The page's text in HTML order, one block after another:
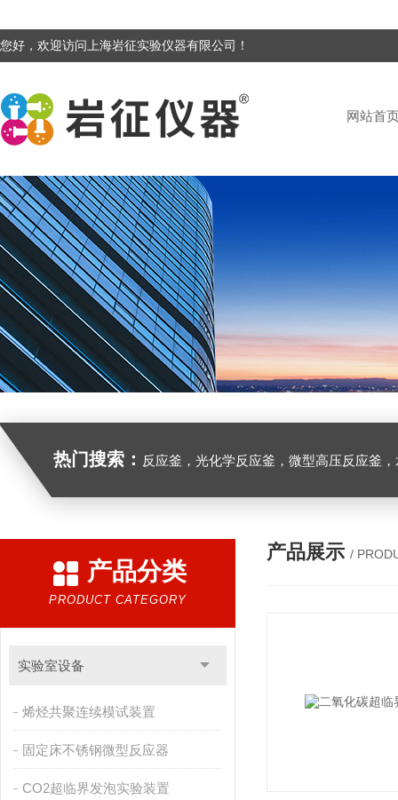
您好，欢迎访问上海岩征实验仪器有限公司！
网站首
热门搜索： 反应釜，光化学反应釜，微型高压反应釜
产品分类
PRODUCT CATEGORY
实验室设备
烯烃共聚连续模试装置
固定床不锈钢微型反应器
CO2超临界发泡实验装置
产品展示 /